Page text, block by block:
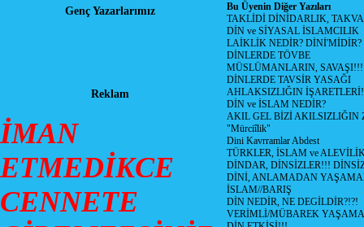
Genç Yazarlarımız
Reklam
İMAN
ETMEDİKCE
CENNETE
Bu Üyenin Diğer Yazıları
TAKLİDİ DİNİDARLIK,
DİN ve SİYASAL İSLAMCILIK
LAİKLİK NEDİR? DİNİ'MİDİR?
DİNLERDE TÖVBE
MÜSLÜMANLARIN, SAVAŞI!!!
DİNLERDE TAVSİR YASAĞI
AHLAKSIZLIĞIN
DİN ve İSLAM NEDİR?
AKIL GEL BİZİ AKILSIZLIĞIN
"Mürciîlik"
Dini Kavrramlar Abdest
TÜRKLER, İSLAM ve
DİNDAR, DİNSİZLER!!!
DİNİ, ANLAMADAN
İSLAM//BARIŞ
DİN NEDİR, NE DEGİLDİR?!?!
VERİMLİ/MÜBAREK